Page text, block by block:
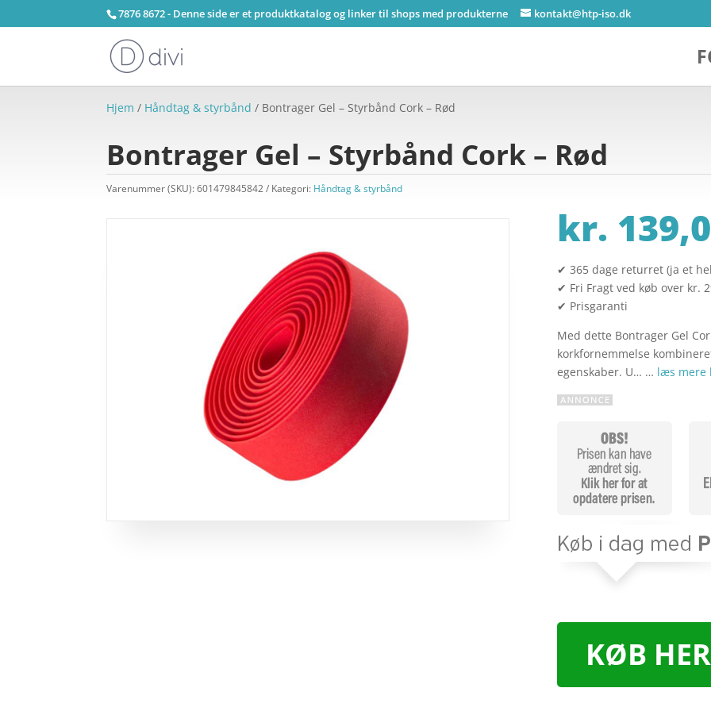
7876 8672 - Denne side er et produktkatalog og linker til shops med produkterne kontakt@htp-iso.dk
Hjem / Håndtag & styrbånd / Bontrager Gel – Styrbånd Cork – Rød
Bontrager Gel – Styrbånd Cork – Rød
Varenummer (SKU):601479845842 Kategori: Håndtag & styrbånd
kr.
✔ 365 dage returret (ja et
✔ Fri Fragt ved køb over kr.
✔ Prisgaranti
Med dette Bontrager Gel
korkfornemmelse
egenskaber. U… … læs mere
KØB HER